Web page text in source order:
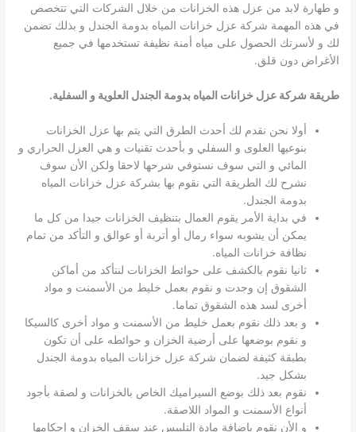
و طهارة لابد من عزل هذه الخزانات من خلال الشركات التي تتخصص
في هذه المهمة شركة عزل خزانات المياه بدومة الجندل و بذلك تضمن
لك و لأسرتك الحصول على مياه أمنة نظيفة تستخدمها في جميع
الأغراض دون قلق.
طريقة شركة عزل خزانات المياه بدومة الجندل العلوية و السفلية.
أولا نحن نقدم لك أحدث الطرق التي يتم بها عزل الخزانات
بنوعيها العلوى و السفلي و بأحدث تقنيات و هي العزل الحراري و
المائي و التي سوف نستوفي شرحها لاحقا ولكن الأن سوف
نشرح لك الطريقة التي نقوم بها بشركة عزل خزانات المياه
بدومة الجندل.
في بداية الأمر يقوم العمال بتنظيف الخزانات جيدا من كل ما
يمكن أن يشوبه سواء رمال أو أتربة أو عوالق و التأكد من تمام
نظافة خزانات المياه.
ثانيا نقوم بالكشف على حوائط الخزانات لنتأكد من أماكن
الشقوق إن وجدت و نقوم بعمل خليط من الأسمنت و مواد
أخرى لسد هذه الشقوق تماما.
و بعد ذلك نقوم بعمل خليط من الأسمنت و مواد أخرى كالسيكا
و نقوم بوضعها على أرضية الخزان و حوائطه على أن تكون
بطبقة كثيفة لضمان شركة عزل خزانات المياه بدومة الجندل
بشكل جيد.
نقوم بعد ذلك بوضع السيراميك الخاص بالخزانات و لصقة بأجود
أنواع الأسمنت و المواد اللاصقة.
و الأن نقوم بإضافة مادة التلبيس عند سقف الخزان و إحكامها